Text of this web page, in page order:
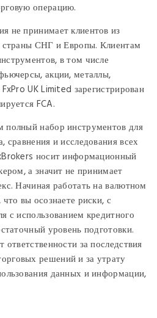
операцию.
не принимает клиентов из
страны СНГ и Европы. Клиентам
в том числе
акции, металлы,
UK Limited зарегистрирован
FCA.
набор инструментов для
сравнения и исследования всех
носит информационный
а значит не принимает
Начиная работать на валютном
вы осознаете риски, с
с использованием кредитного
уровень подготовки.
за последствия
решений и за утрату
данных и информации,